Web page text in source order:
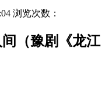
浏览次数：
（豫剧《龙江